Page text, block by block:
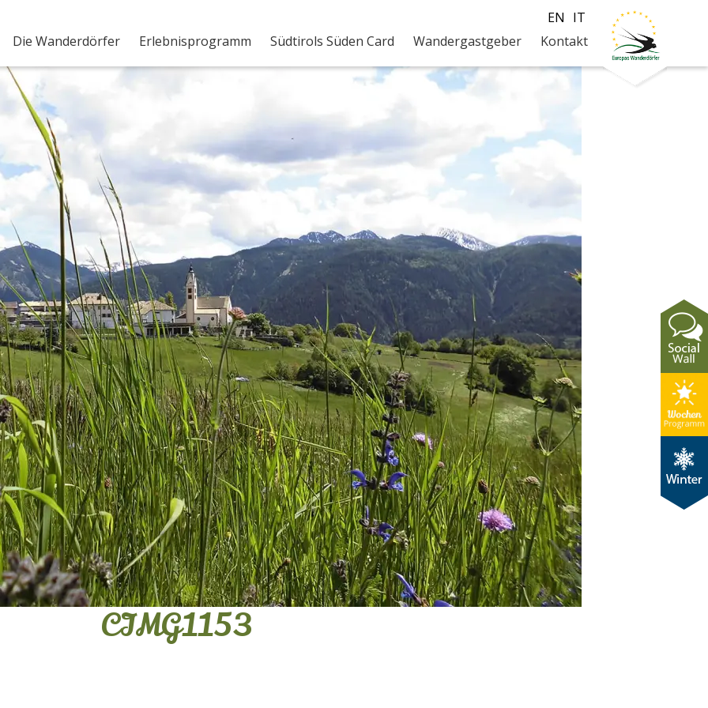
Die Wanderdörfer Erlebnisprogramm Südtirols Süden Card Wandergastgeber Kontakt
EN IT
CIMG1153